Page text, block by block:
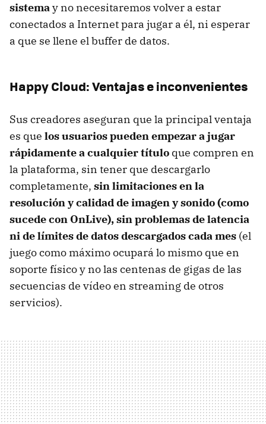
sistemay no necesitaremos volver a estar
conectados a Internet para jugar a él, ni esperar
a que se llene el buffer de datos.
Happy Cloud: Ventajas e inconvenientes
Sus creadores aseguran que la principal ventaja
es que los usuarios pueden empezar a jugar
rápidamente a cualquier título que compren en
la plataforma, sin tener que descargarlo
completamente, sin limitaciones en la
resolución y calidad de imagen y sonido (como
sucede con OnLive), sin problemas de latencia
ni de límites de datos descargados cada mes (el
juego como máximo ocupará lo mismo que en
soporte físico y no las centenas de gigas de las
secuencias de vídeo en streaming de otros
servicios).